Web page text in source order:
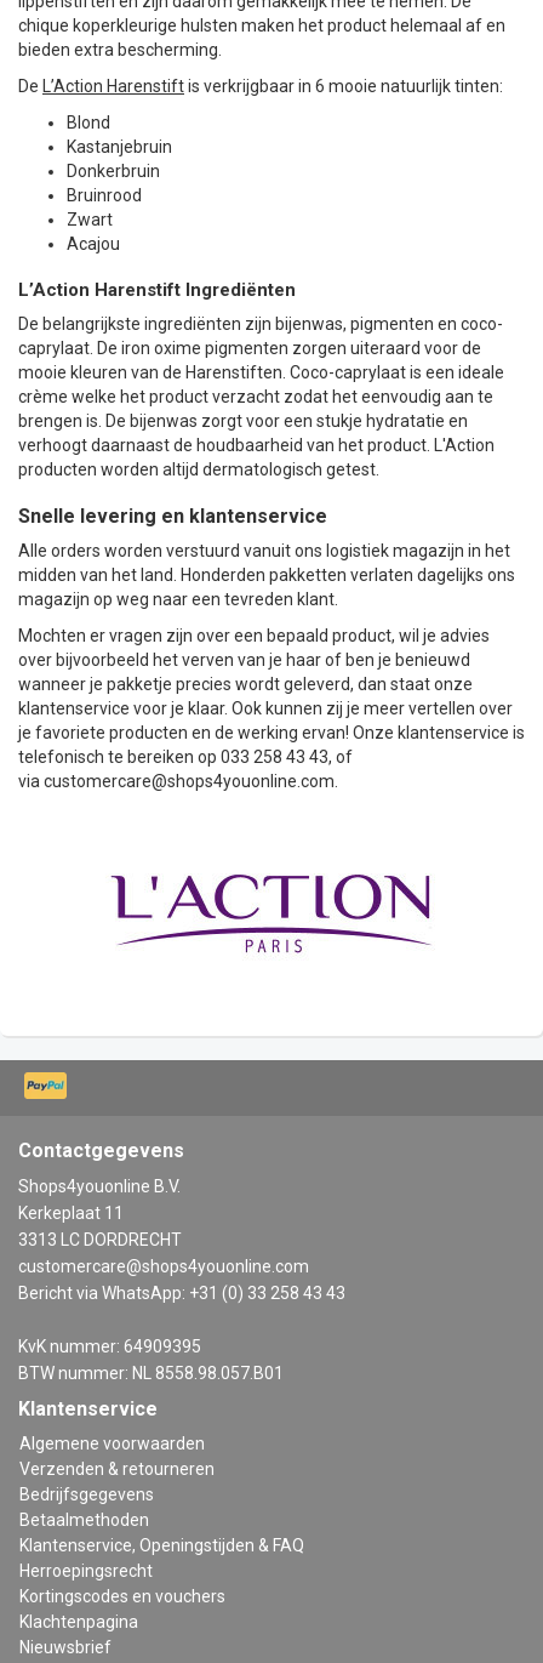
chique koperkleurige hulsten maken het product helemaal af en
bieden extra bescherming.
De
L’Action Harenstiftis verkrijgbaar in 6 mooie natuurlijk tinten:
Blond
Kastanjebruin
Donkerbruin
Bruinrood
Zwart
Acajou
L’Action Harenstift Ingrediënten
De belangrijkste ingrediënten zijn bijenwas, pigmenten en coco-
caprylaat. De iron oxime pigmenten zorgen uiteraard voor de
mooie kleuren van de Harenstiften. Coco-caprylaat is een ideale
crème welke het product verzacht zodat het eenvoudig aan te
brengen is. De bijenwas zorgt voor een stukje hydratatie en
verhoogt daarnaast de houdbaarheid van het product. L'Action
producten worden altijd dermatologisch getest.
Snelle levering en klantenservice
Alle orders worden verstuurd vanuit ons logistiek magazijn in het
midden van het land. Honderden pakketten verlaten dagelijks ons
magazijn op weg naar een tevreden klant.
Mochten er vragen zijn over een bepaald product, wil je advies
over bijvoorbeeld het verven van je haar of ben je benieuwd
wanneer je pakketje precies wordt geleverd, dan staat onze
klantenservice voor je klaar. Ook kunnen zij je meer vertellen over
je favoriete producten en de werking ervan! Onze klantenservice is
telefonisch te bereiken op 033 258 43 43, of
via customercare@shops4youonline.com
Contactgegevens
Shops4youonline B.V.
Kerkeplaat 11
3313 LC DORDRECHT
customercare@shops4youonline.com
Bericht via WhatsApp: +31 (0) 33 258 43 43
KvK nummer: 64909395
BTW nummer: NL 8558.98.057.B01
Klantenservice
Algemene voorwaarden
Verzenden & retourneren
Bedrijfsgegevens
Betaalmethoden
Klantenservice, Openingstijden & FAQ
Herroepingsrecht
Kortingscodes en vouchers
Klachtenpagina
Nieuwsbrief